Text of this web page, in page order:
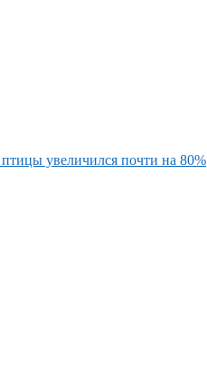
увеличился почти на 80%